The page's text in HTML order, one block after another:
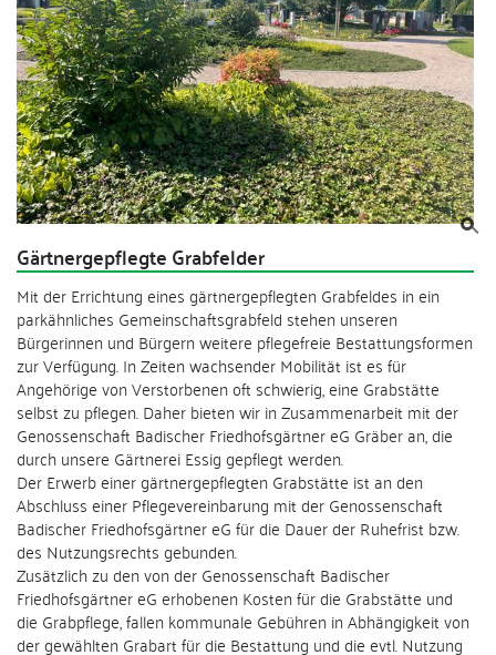
Gärtnergepflegte Grabfelder
Mit der Errichtung eines gärtnergepflegten Grabfeldes in ein
parkähnliches Gemeinschaftsgrabfeld stehen unseren
Bürgerinnen und Bürgern weitere pflegefreie Bestattungsformen
zur Verfügung. In Zeiten wachsender Mobilität ist es für
Angehörige von Verstorbenen oft schwierig, eine Grabstätte
selbst zu pflegen. Daher bieten wir in Zusammenarbeit mit der
Genossenschaft Badischer Friedhofsgärtner eG Gräber an, die
durch unsere Gärtnerei Essig gepflegt werden.
Der Erwerb einer gärtnergepflegten Grabstätte ist an den
Abschluss einer Pflegevereinbarung mit der Genossenschaft
Badischer Friedhofsgärtner eG für die Dauer der Ruhefrist bzw.
des Nutzungsrechts gebunden.
Zusätzlich zu den von der Genossenschaft Badischer
Friedhofsgärtner eG erhobenen Kosten für die Grabstätte und
die Grabpflege, fallen kommunale Gebühren in Abhängigkeit von
der gewählten Grabart für die Bestattung und die evtl. Nutzung